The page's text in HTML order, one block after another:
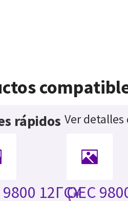
rápidos Ver
9800 12ΓÇ¥OEC